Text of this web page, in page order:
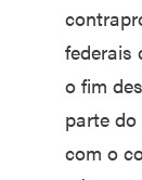
federais
o fim
parte
com o